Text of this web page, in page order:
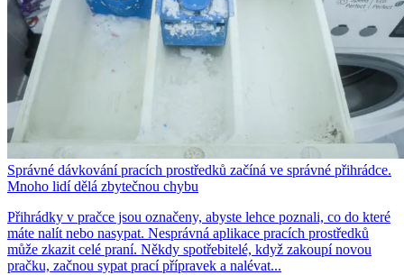
Správné dávkování pracích prostředků začíná ve správné přihrádce.
Mnoho lidí dělá zbytečnou chybu
Přihrádky v pračce jsou označeny, abyste lehce poznali, co do které
máte nalít nebo nasypat. Nesprávná aplikace pracích prostředků
může zkazit celé praní. Někdy spotřebitelé, když zakoupí novou
pračku, začnou sypat prací přípravek a nalévat...